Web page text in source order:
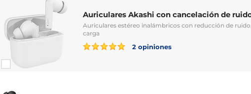
Auriculares Akashi con cancelación de
Auriculares estéreo inalámbricos con reducción de
carga
2 opiniones